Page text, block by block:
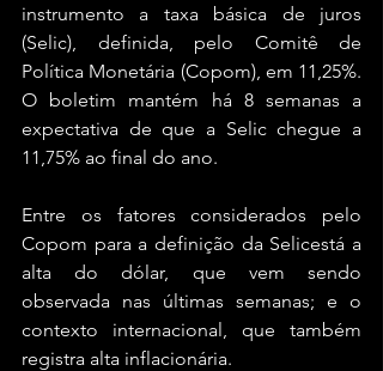
instrumento a taxa básica de juros
(Selic), definida, pelo Comitê de
Política Monetária (Copom), em 11,25%.
O boletim mantém há 8 semanas a
expectativa de que a Selic chegue a
11,75% ao final do ano.
Entre os fatores considerados pelo
Copom para a definição da Selicestá a
alta do dólar, que vem sendo
observada nas últimas semanas; e o
contexto internacional, que também
registra alta inflacionária.